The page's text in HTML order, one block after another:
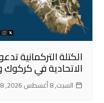
الكتلة التركمانية
الاتحادية في
السبت, 8 أغسطس 2026, 14:18